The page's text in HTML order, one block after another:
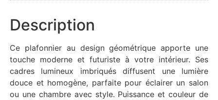
Description
Ce plafonnier au design géométrique apporte une
touche moderne et futuriste à votre intérieur. Ses
cadres lumineux imbriqués diffusent une lumière
douce et homogène, parfaite pour éclairer un salon
ou une chambre avec style. Puissance et couleur de